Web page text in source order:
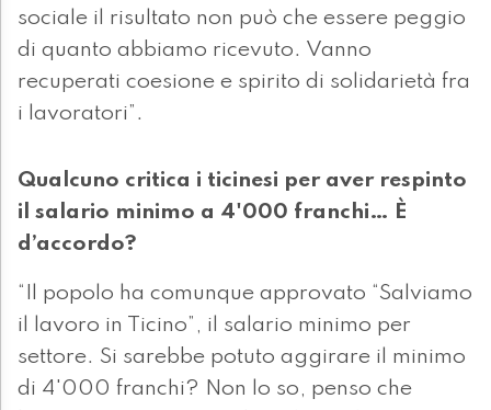
sociale il risultato non può che essere peggio
di quanto abbiamo ricevuto. Vanno
recuperati coesione e spirito di solidarietà fra
i lavoratori”.
Qualcuno critica i ticinesi per aver respinto
il salario minimo a 4'000 franchi… È
d’accordo?
“Il popolo ha comunque approvato “Salviamo
il lavoro in Ticino”, il salario minimo per
settore. Si sarebbe potuto aggirare il minimo
di 4'000 franchi? Non lo so, penso che